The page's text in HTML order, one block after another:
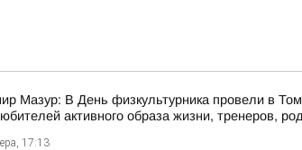
Мазур: В День физкультурника провели в
активного образа жизни, тренеров,
17:13